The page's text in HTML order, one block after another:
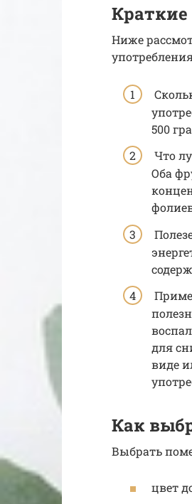
Ниже
500
Что
Оба
для
виде
Как
Выбрать
цвет